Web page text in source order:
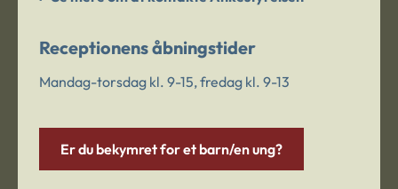
Receptionens åbningstider
Mandag-torsdag kl. 9-15, fredag kl. 9-13
Er du bekymret for et barn/en ung?